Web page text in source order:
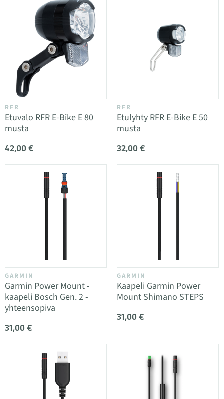
RFR
Etuvalo RFR E-Bike E 80
musta
42,00 €
RFR
Etulyhty RFR E-Bike E 50
musta
32,00 €
GARMIN
Garmin Power Mount -
kaapeli Bosch Gen. 2 -
yhteensopiva
31,00 €
GARMIN
Kaapeli Garmin Power
Mount Shimano STEPS
31,00 €